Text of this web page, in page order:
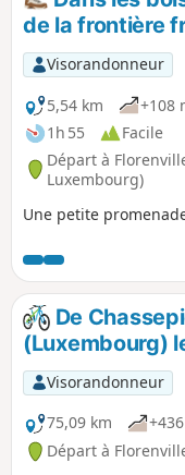
mais aussi, plus
traces de vestiges
de la frontière
Visorandonneur
5,54 km
+108
1h 55
Facile
Départ à
Luxembourg)
Une petite
De
(Luxembourg)
Visorandonneur
75,09 km
Départ à